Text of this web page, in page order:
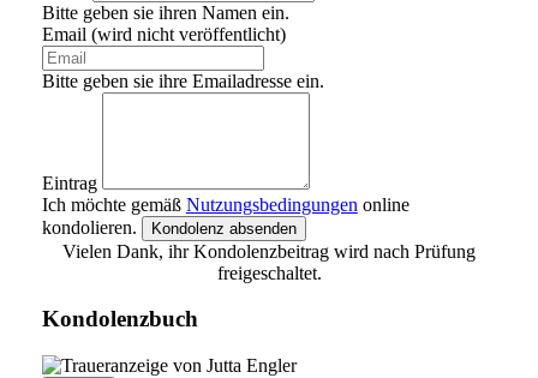
Bitte geben sie ihren Namen ein.
Email (wird nicht veröffentlicht)
Bitte geben sie ihre Emailadresse ein.
Eintrag
Ich möchte gemäß Nutzungsbedingungen online
kondolieren.
Kondolenz absenden
Vielen Dank, ihr Kondolenzbeitrag wird nach Prüfung
freigeschaltet.
Kondolenzbuch